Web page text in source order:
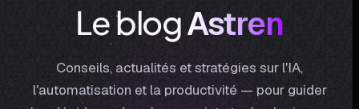
Le blogAstren
Conseils, actualités et stratégies sur l'IA,
l'automatisation et la productivité — pour guider